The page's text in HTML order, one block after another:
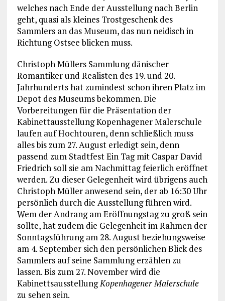
welches nach Ende der Ausstellung nach Berlin
geht, quasi als kleines Trostgeschenk des
Sammlers an das Museum, das nun neidisch in
Richtung Ostsee blicken muss.
Christoph Müllers Sammlung dänischer
Romantiker und Realisten des 19. und 20.
Jahrhunderts hat zumindest schon ihren Platz im
Depot des Museums bekommen. Die
Vorbereitungen für die Präsentation der
Kabinettausstellung Kopenhagener Malerschule
laufen auf Hochtouren, denn schließlich muss
alles bis zum 27. August erledigt sein, denn
passend zum Stadtfest Ein Tag mit Caspar David
Friedrich soll sie am Nachmittag feierlich eröffnet
werden. Zu dieser Gelegenheit wird übrigens auch
Christoph Müller anwesend sein, der ab 16:30 Uhr
persönlich durch die Ausstellung führen wird.
Wem der Andrang am Eröffnungstag zu groß sein
sollte, hat zudem die Gelegenheit im Rahmen der
Sonntagsführung am 28. August beziehungsweise
am 4. September sich den persönlichen Blick des
Sammlers auf seine Sammlung erzählen zu
lassen. Bis zum 27. November wird die
KabinettsausstellungKopenhagener Malerschule
zu sehen sein.